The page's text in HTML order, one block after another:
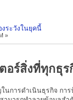
ระวังในยุคนี้
»
ร์สิ่งที่ทุกธุร
การดำเนินธุรกิจ กา